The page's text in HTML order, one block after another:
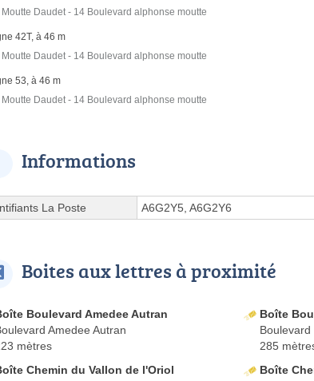
Moutte Daudet - 14 Boulevard alphonse moutte
42T, à 46 m
Moutte Daudet - 14 Boulevard alphonse moutte
53, à 46 m
Moutte Daudet - 14 Boulevard alphonse moutte
Informations
La Poste A6G2Y5, A6G2Y6
Boites aux lettres à proximité
Boulevard Amedee Autran
Amedee Autran
mètres
Boîte
Boulevard
285
Chemin du Vallon de l'Oriol
Boîte